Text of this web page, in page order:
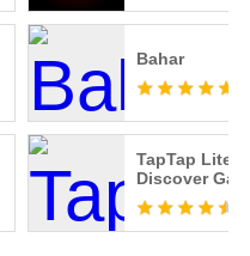
Bahar
TapTap Lite -
Discover